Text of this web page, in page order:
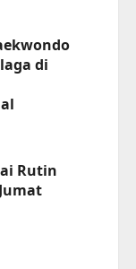
di
Rutin